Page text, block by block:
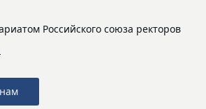
Российского союза ректоров